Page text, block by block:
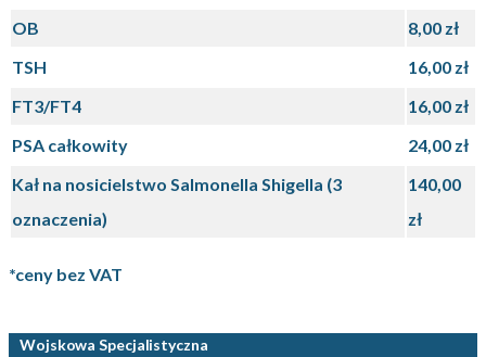
OB
8,00 zł
TSH
16,00 zł
FT3/FT4
16,00 zł
PSA całkowity
24,00 zł
Kał na nosicielstwo Salmonella Shigella (3
oznaczenia)
140,00
zł
*ceny bez VAT
Wojskowa Specjalistyczna